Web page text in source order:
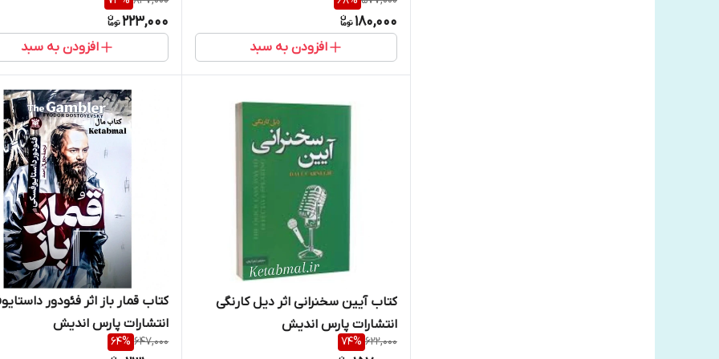
180,000
افزودن به سبد
223,000
افزودن به سبد
کتاب آیین سخنرانی اثر دیل کارنگی
انتشارات پارس اندیش
622,000
74%
کتاب قمار باز اثر فئودور
انتشارات پارس اندیش
647,000
64%